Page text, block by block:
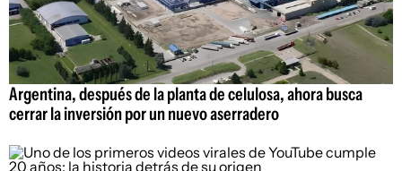
Argentina, después de la planta de celulosa, ahora busca
cerrar la inversión por un nuevo aserradero